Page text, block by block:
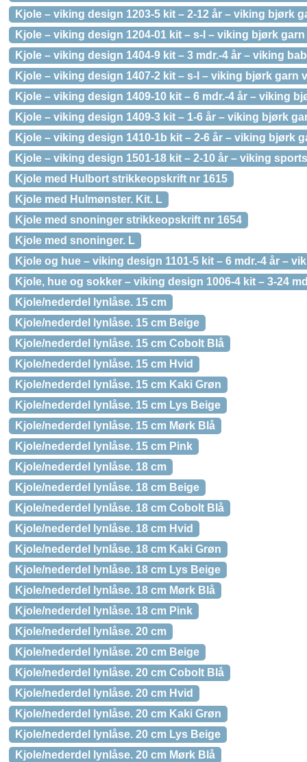
Kjole – viking design 1203-5 kit – 2-12 år – viking bjørk
Kjole – viking design 1204-01 kit – s-l – viking bjørk
Kjole – viking design 1404-9 kit – 3 mdr.-4 år – viking
Kjole – viking design 1407-2 kit – s-l – viking bjørk garn
Kjole – viking design 1409-10 kit – 6 mdr.-4 år – viking
Kjole – viking design 1409-3 kit – 1-6 år – viking bjørk
Kjole – viking design 1410-1b kit – 2-6 år – viking bjørk
Kjole – viking design 1501-18 kit – 2-10 år – viking
Kjole med Hulbort strikkeopskrift nr 1615
Kjole med Hulmønster. Kit. L
Kjole med snoninger strikkeopskrift nr 1654
Kjole med snoninger. L
Kjole og hue – viking design 1101-5 kit – 6 mdr.-4 år –
Kjole, hue og sokker – viking design 1006-4 kit – 3-24
Kjole/nederdel lynlåse. 15 cm
Kjole/nederdel lynlåse. 15 cm Beige
Kjole/nederdel lynlåse. 15 cm Cobolt Blå
Kjole/nederdel lynlåse. 15 cm Hvid
Kjole/nederdel lynlåse. 15 cm Kaki Grøn
Kjole/nederdel lynlåse. 15 cm Lys Beige
Kjole/nederdel lynlåse. 15 cm Mørk Blå
Kjole/nederdel lynlåse. 15 cm Pink
Kjole/nederdel lynlåse. 18 cm
Kjole/nederdel lynlåse. 18 cm Beige
Kjole/nederdel lynlåse. 18 cm Cobolt Blå
Kjole/nederdel lynlåse. 18 cm Hvid
Kjole/nederdel lynlåse. 18 cm Kaki Grøn
Kjole/nederdel lynlåse. 18 cm Lys Beige
Kjole/nederdel lynlåse. 18 cm Mørk Blå
Kjole/nederdel lynlåse. 18 cm Pink
Kjole/nederdel lynlåse. 20 cm
Kjole/nederdel lynlåse. 20 cm Beige
Kjole/nederdel lynlåse. 20 cm Cobolt Blå
Kjole/nederdel lynlåse. 20 cm Hvid
Kjole/nederdel lynlåse. 20 cm Kaki Grøn
Kjole/nederdel lynlåse. 20 cm Lys Beige
Kjole/nederdel lynlåse. 20 cm Mørk Blå